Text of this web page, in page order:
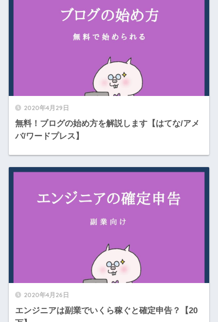
2020年4月29日
無料！ブログの始め方を解説します【はてな/アメ
バ/ワードプレス】
2020年4月26日
エンジニアは副業でいくら稼ぐと確定申告？【20